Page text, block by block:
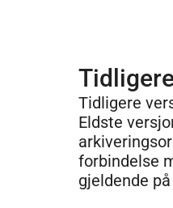
Tidligere
Eldste
forbindelse
gjeldende